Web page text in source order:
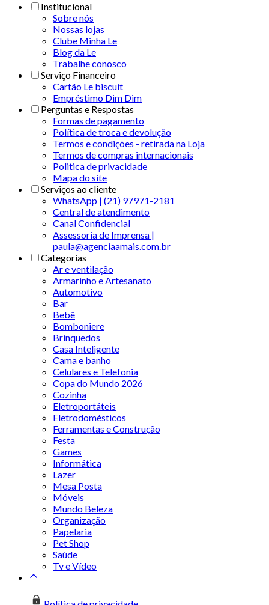
Institucional
Sobre nós
Nossas lojas
Clube Minha Le
Blog da Le
Trabalhe conosco
Serviço Financeiro
Cartão Le biscuit
Empréstimo Dim Dim
Perguntas e Respostas
Formas de pagamento
Política de troca e devolução
Termos e condições - retirada na Loja
Termos de compras internacionais
Politica de privacidade
Mapa do site
Serviços ao cliente
WhatsApp | (21) 97971-2181
Central de atendimento
Canal Confidencial
Assessoria de Imprensa |
paula@agenciaamais.com.br
Categorias
Ar e ventilação
Armarinho e Artesanato
Automotivo
Bar
Bebê
Bomboniere
Brinquedos
Casa Inteligente
Cama e banho
Celulares e Telefonia
Copa do Mundo 2026
Cozinha
Eletroportáteis
Eletrodomésticos
Ferramentas e Construção
Festa
Games
Informática
Lazer
Mesa Posta
Móveis
Mundo Beleza
Organização
Papelaria
Pet Shop
Saúde
Tv e Vídeo